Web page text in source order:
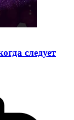
следует